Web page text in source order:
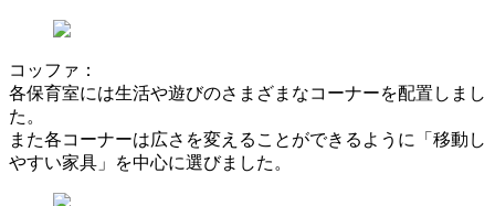
コッファ：
各保育室には生活や遊びのさまざまなコーナーを配置しまし
た。
また各コーナーは広さを変えることができるように「移動し
やすい家具」を中心に選びました。